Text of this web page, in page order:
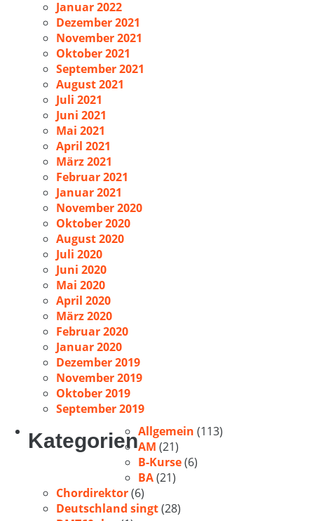
Januar 2022
Dezember 2021
November 2021
Oktober 2021
September 2021
August 2021
Juli 2021
Juni 2021
Mai 2021
April 2021
März 2021
Februar 2021
Januar 2021
November 2020
Oktober 2020
August 2020
Juli 2020
Juni 2020
Mai 2020
April 2020
März 2020
Februar 2020
Januar 2020
Dezember 2019
November 2019
Oktober 2019
September 2019
KategorienAllgemein (113)
AM (21)
B-Kurse(6)
BA(21)
Chordirektor(6)
Deutschland singt(28)